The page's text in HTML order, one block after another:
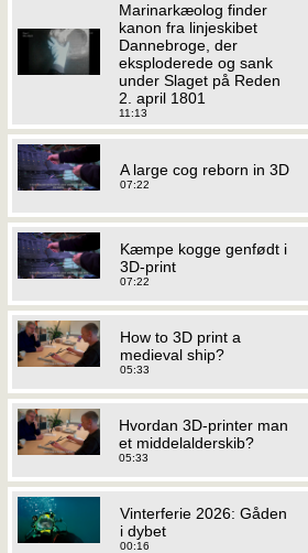
Marinarkæolog finder
kanon fra linjeskibet
Dannebroge, der
eksploderede og sank
under Slaget på Reden
2. april 1801
11:13
A large cog reborn in 3D
07:22
Kæmpe kogge genfødt i
3D-print
07:22
How to 3D print a
medieval ship?
05:33
Hvordan 3D-printer man
et middelalderskib?
05:33
Vinterferie 2026: Gåden
i dybet
00:16